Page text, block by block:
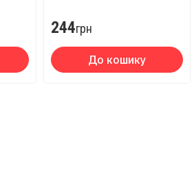
244грн
До кошику